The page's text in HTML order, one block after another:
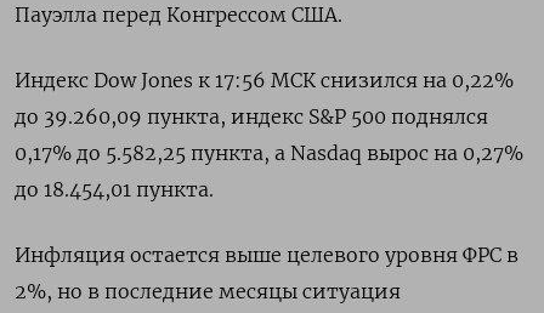
Пауэлла перед Конгрессом США.
Индекс Dow Jones к 17:56 МСК снизился на 0,22%
до 39.260,09 пункта, индекс S&P 500 поднялся
0,17% до 5.582,25​ пункта, а Nasdaq вырос на 0,27%
до 18.454,01 пункта.
Инфляция остается выше целевого уровня ФРС в
2%, но в последние месяцы ситуация